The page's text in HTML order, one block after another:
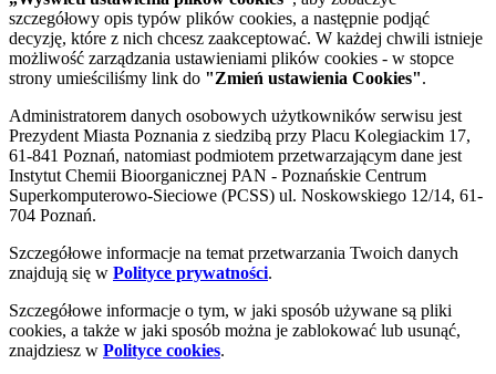
szczegółowy opis typów plików cookies, a następnie podjąć
decyzję, które z nich chcesz zaakceptować. W każdej chwili istnieje
możliwość zarządzania ustawieniami plików cookies - w stopce
strony umieściliśmy link do "Zmień ustawienia Cookies".
Administratorem danych osobowych użytkowników serwisu jest
Prezydent Miasta Poznania z siedzibą przy Placu Kolegiackim 17,
61-841 Poznań, natomiast podmiotem przetwarzającym dane jest
Instytut Chemii Bioorganicznej PAN - Poznańskie Centrum
Superkomputerowo-Sieciowe (PCSS) ul. Noskowskiego 12/14, 61-
704 Poznań.
Szczegółowe informacje na temat przetwarzania Twoich danych
znajdują się w Polityce prywatności.
Szczegółowe informacje o tym, w jaki sposób używane są pliki
cookies, a także w jaki sposób można je zablokować lub usunąć,
znajdziesz w Polityce cookies.